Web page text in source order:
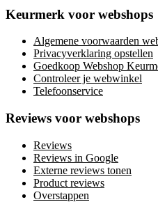
Keurmerk voor webshops
Algemene voorwaarden
Privacyverklaring opstellen
Goedkoop Webshop
Controleer je webwinkel
Telefoonservice
Reviews voor webshops
Reviews
Reviews in Google
Externe reviews tonen
Product reviews
Overstappen